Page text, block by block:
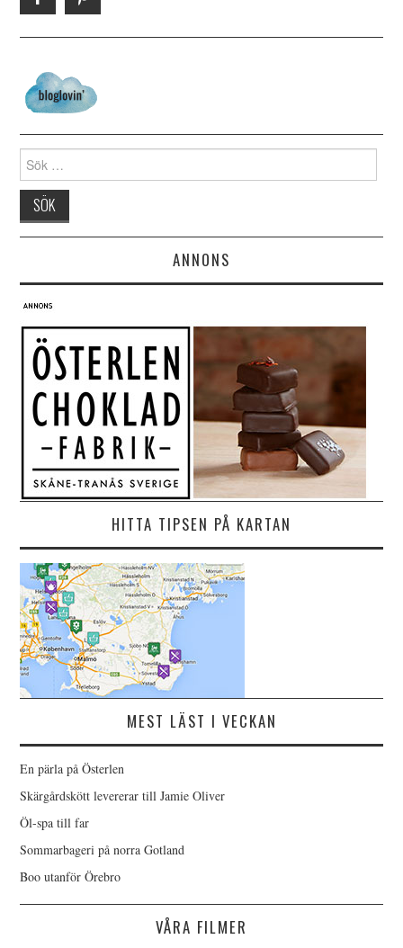
Search for:
ANNONS
HITTA TIPSEN PÅ KARTAN
MEST LÄST I VECKAN
En pärla på Österlen
Skärgårdskött levererar till Jamie Oliver
Öl-spa till far
Sommarbageri på norra Gotland
Boo utanför Örebro
VÅRA FILMER